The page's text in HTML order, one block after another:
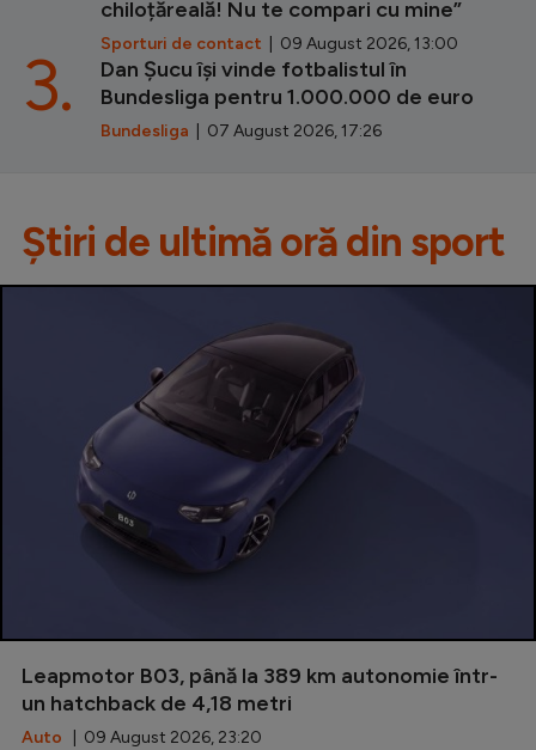
chiloțăreală! Nu te compari cu mine”
Sporturi de contact | 09 August 2026, 13:00
Dan Șucu își vinde fotbalistul în
Bundesliga pentru 1.000.000 de euro
Bundesliga | 07 August 2026, 17:26
3.
Știri de ultimă oră din sport
Leapmotor B03, până la 389 km autonomie într-
un hatchback de 4,18 metri
Auto | 09 August 2026, 23:20